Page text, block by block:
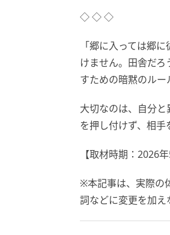
◇ ◇ ◇
「郷に入っては郷
けません。田舎だ
すための暗黙のルー
大切なのは、自分
を押し付けず、相手
【取材時期：2026年
※本記事は、実際の
詞などに変更を加え